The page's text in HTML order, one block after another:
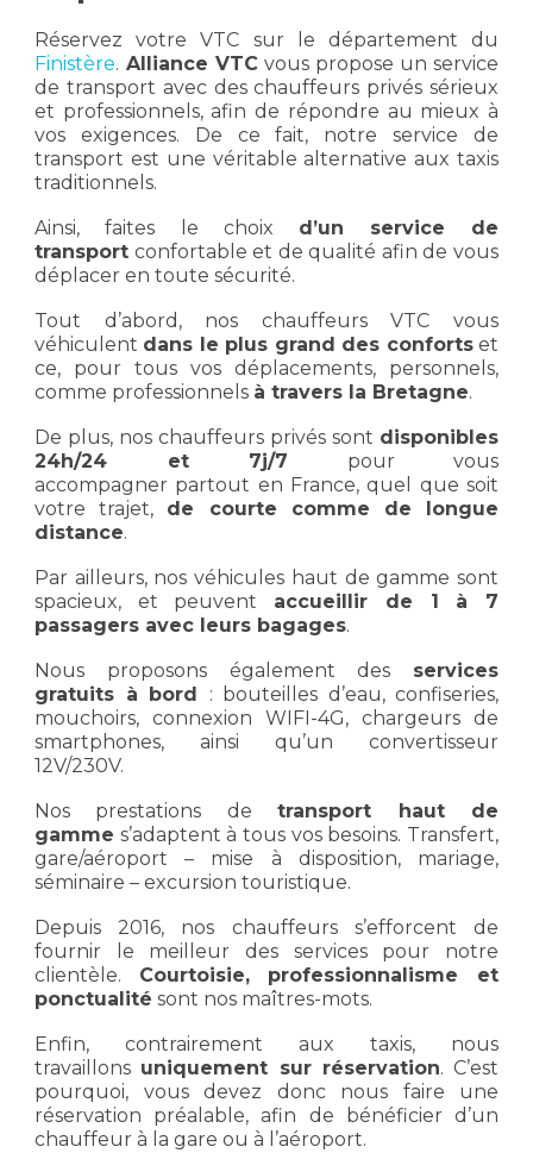
Réservez votre VTC sur le département du
Finistère. Alliance VTC vous propose un service
de transport avec des chauffeurs privés sérieux
et professionnels, afin de répondre au mieux à
vos exigences. De ce fait, notre service de
transport est une véritable alternative aux taxis
traditionnels.
Ainsi, faites le choix d’un
service de
transport confortable et de qualité afin de vous
déplacer en toute sécurité.
Tout d’abord, nos chauffeurs VTC vous
véhiculent dans le plus grand des confortset
ce, pour tous vos déplacements, personnels,
comme professionnels à travers la Bretagne.
De plus, nos chauffeurs privés sont disponibles
24h/24 et 7j/7 pour vous
accompagner partout en France, quel que soit
votre trajet, de courte comme de longue
distance.
Par ailleurs, nos véhicules haut de gamme sont
spacieux, et peuvent accueillir de 1 à 7
passagers avec leurs bagages.
Nous proposons également des services
gratuits à bord : bouteilles d’eau, confiseries,
mouchoirs, connexion WIFI-4G, chargeurs de
smartphones, ainsi qu’un convertisseur
12V/230V.
Nos prestations detransport haut de
gamme s’adaptent à tous vos besoins. Transfert,
gare/aéroport – mise à disposition, mariage,
séminaire – excursion touristique.
Depuis 2016, nos chauffeurs s’efforcent de
fournir le meilleur des services pour notre
clientèle. Courtoisie, professionnalisme et
ponctualité sont nos maîtres-mots.
Enfin, contrairement aux taxis, nous
travaillons uniquement sur réservation. C’est
pourquoi, vous devez donc nous faire une
réservation préalable, afin de bénéficier d’un
chauffeur à la gare ou à l’aéroport.